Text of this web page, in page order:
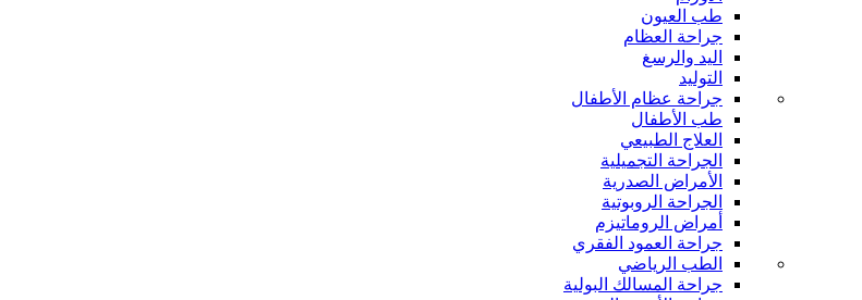
طب العيون
جراحة العظام
اليد والرسغ
التوليد
جراحة عظام الأطفال
طب الأطفال
العلاج الطبيعي
الجراحة التجميلية
الأمراض الصدرية
الجراحة الروبوتية
أمراض الروماتيزم
جراحة العمود الفقري
الطب الرياضي
جراحة المسالك البولية